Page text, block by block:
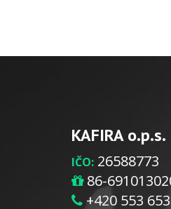
KAFIRA o.p.s.
IČO: 26588773
86-
+420 553